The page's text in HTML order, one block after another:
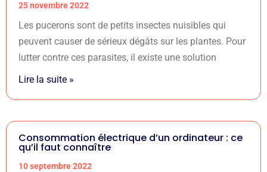
25 novembre 2022
Les pucerons sont de petits insectes nuisibles qui
peuvent causer de sérieux dégâts sur les plantes. Pour
lutter contre ces parasites, il existe une solution
Lire la suite »
Consommation électrique d’un ordinateur : ce
qu’il faut connaître
10 septembre 2022